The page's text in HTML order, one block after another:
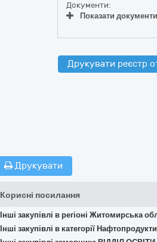
Документи:
Показати
Друкувати реєстр
Друкувати
Корисні посилання
Інші закупівлі в регіоні Житомирська
Інші закупівлі в категорії